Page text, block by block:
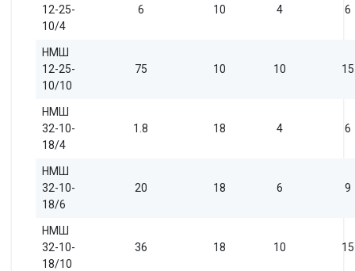
12-25-
10/4
6 10 4 6
НМШ
12-25-
10/10
75 10 10 15
НМШ
32-10-
18/4
1.8 18 4 6
НМШ
32-10-
18/6
20 18 6 9
НМШ
32-10-
18/10
36 18 10 15